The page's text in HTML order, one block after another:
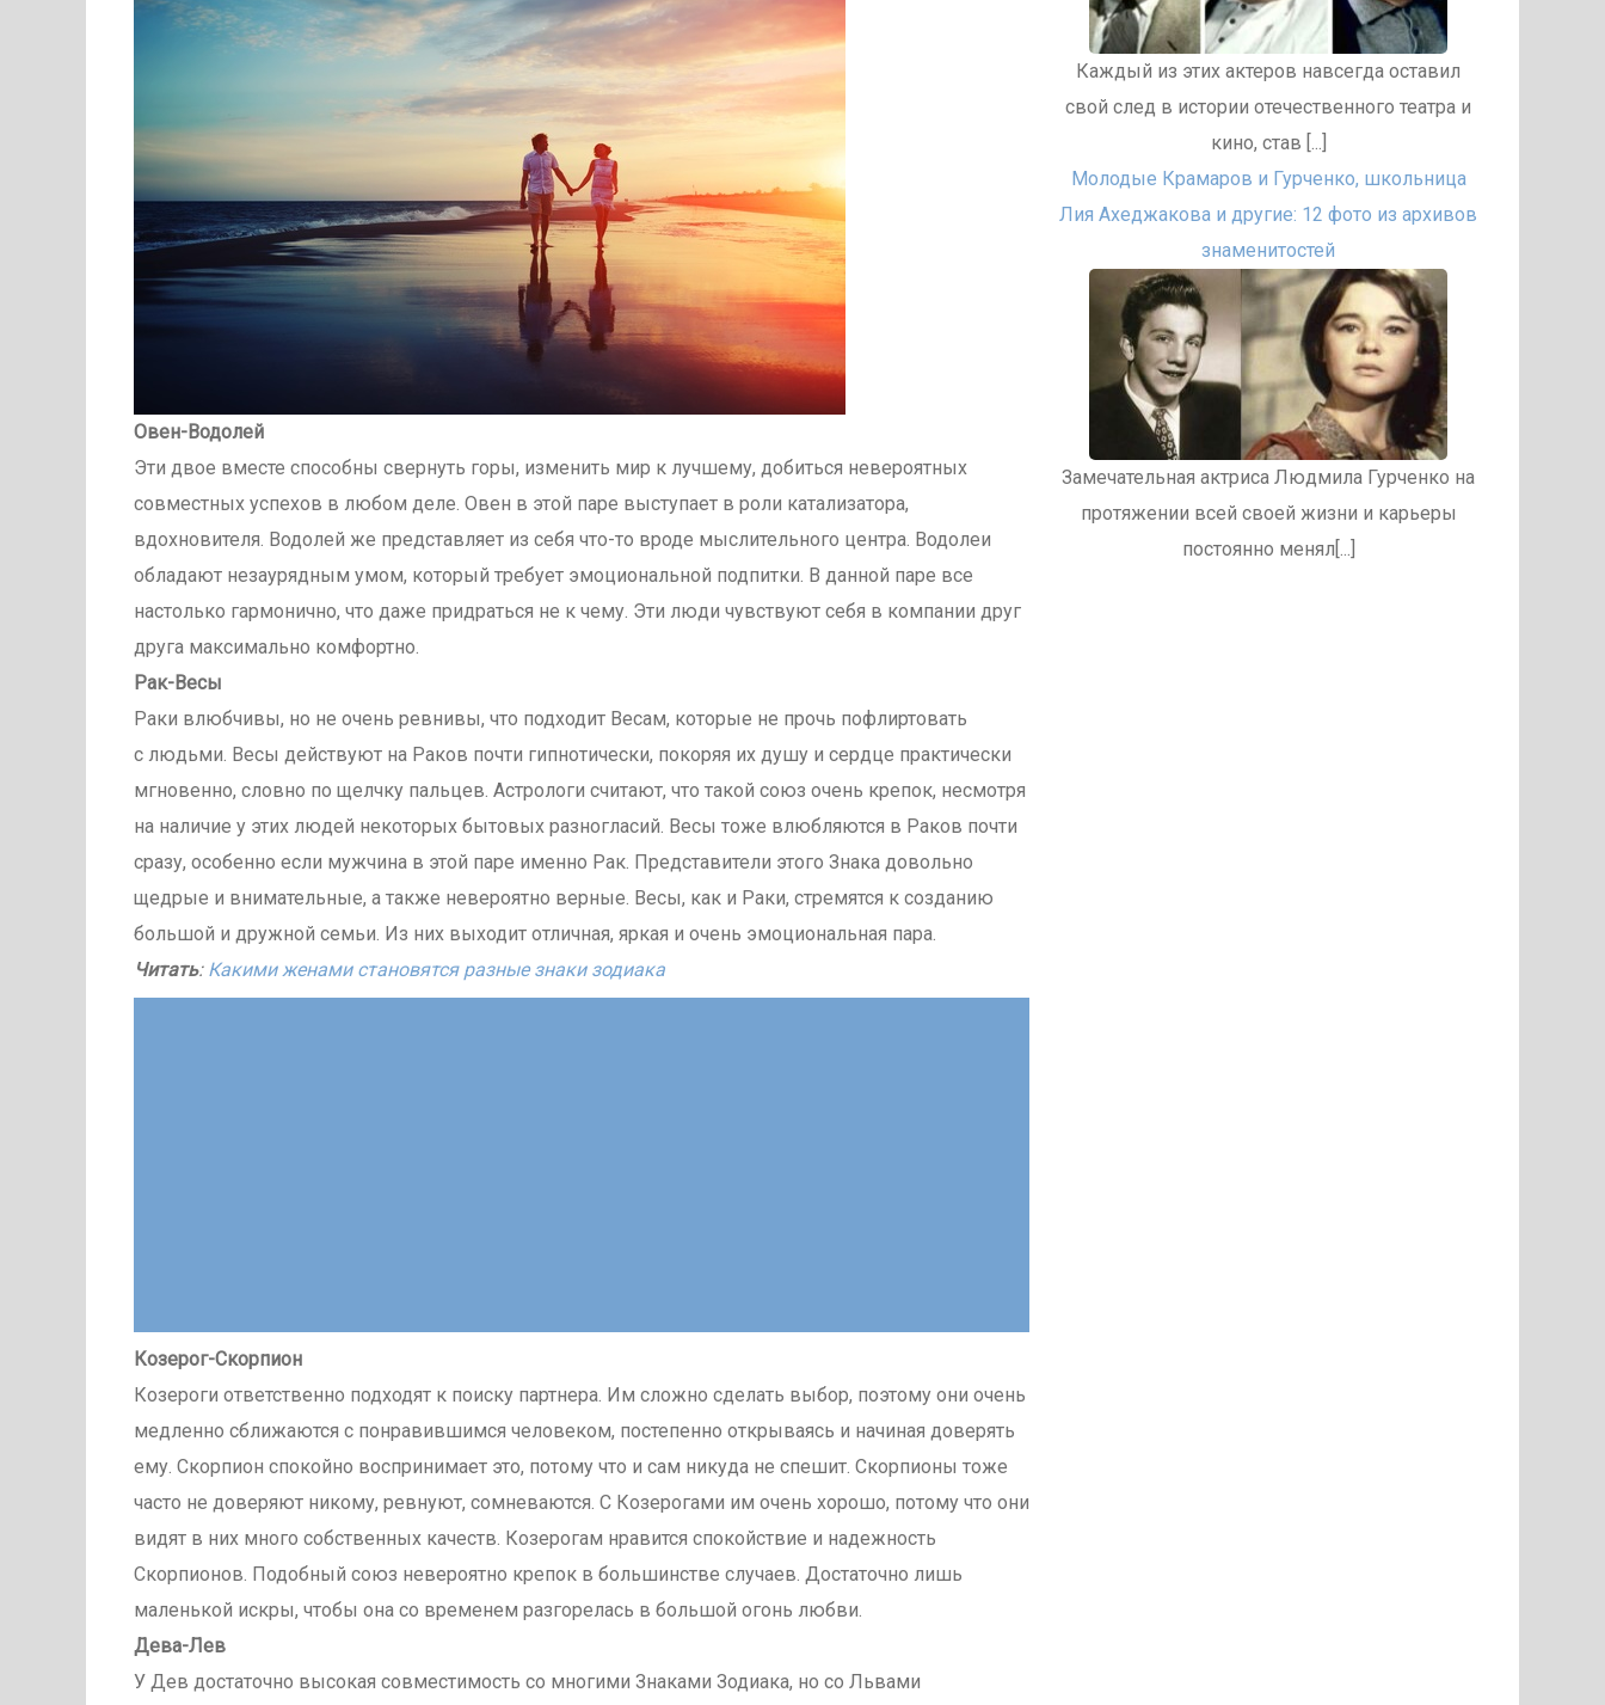
Овен-Водолей
Эти двое вместе способны свернуть горы, изменить мир к лучшему, добиться невероятных
совместных успехов в любом деле. Овен в этой паре выступает в роли катализатора,
вдохновителя. Водолей же представляет из себя что-то вроде мыслительного центра. Водолеи
обладают незаурядным умом, который требует эмоциональной подпитки. В данной паре все
настолько гармонично, что даже придраться не к чему. Эти люди чувствуют себя в компании друг
друга максимально комфортно.
Рак-Весы
Раки влюбчивы, но не очень ревнивы, что подходит Весам, которые не прочь пофлиртовать
с людьми. Весы действуют на Раков почти гипнотически, покоряя их душу и сердце практически
мгновенно, словно по щелчку пальцев. Астрологи считают, что такой союз очень крепок, несмотря
на наличие у этих людей некоторых бытовых разногласий. Весы тоже влюбляются в Раков почти
сразу, особенно если мужчина в этой паре именно Рак. Представители этого Знака довольно
щедрые и внимательные, а также невероятно верные. Весы, как и Раки, стремятся к созданию
большой и дружной семьи. Из них выходит отличная, яркая и очень эмоциональная пара.
Читать:Какими женами становятся разные знаки зодиака
Козерог-Скорпион
Козероги ответственно подходят к поиску партнера. Им сложно сделать выбор, поэтому они очень
медленно сближаются с понравившимся человеком, постепенно открываясь и начиная доверять
ему. Скорпион спокойно воспринимает это, потому что и сам никуда не спешит. Скорпионы тоже
часто не доверяют никому, ревнуют, сомневаются. С Козерогами им очень хорошо, потому что они
видят в них много собственных качеств. Козерогам нравится спокойствие и надежность
Скорпионов. Подобный союз невероятно крепок в большинстве случаев. Достаточно лишь
маленькой искры, чтобы она со временем разгорелась в большой огонь любви.
Дева-Лев
У Дев достаточно высокая совместимость со многими Знаками Зодиака, но со Львами
Каждый из этих актеров навсегда оставил
свой след в истории отечественного театра и
кино, став [...]
Молодые Крамаров и Гурченко, школьница
Лия Ахеджакова и другие: 12 фото из архивов
знаменитостей
Замечательная актриса Людмила Гурченко на
протяжении всей своей жизни и карьеры
постоянно менял[...]